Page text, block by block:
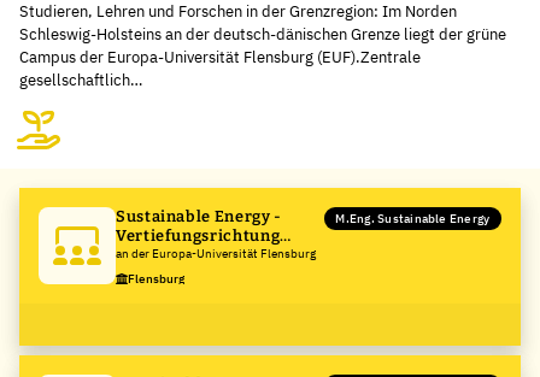
Studieren, Lehren und Forschen in der Grenzregion: Im Norden
Schleswig-Holsteins an der deutsch-dänischen Grenze liegt der grüne
Campus der Europa-Universität Flensburg (EUF).Zentrale
gesellschaftlich…
Sustainable Energy -
Vertiefungsrichtung
Engineering
an der Europa-Universität Flensburg
M.Eng. Sustainable Energy
Flensburg